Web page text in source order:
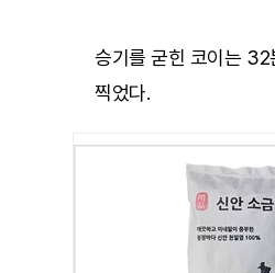
승기를 굳힌 코이는 32
찍었다.